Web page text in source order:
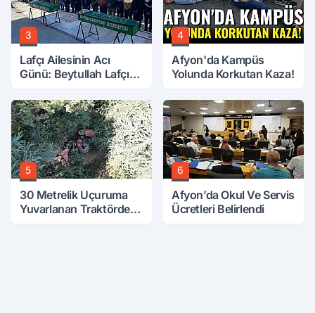
3
Lafçı Ailesinin Acı
Günü: Beytullah Lafçı
4
Afyon'da Kampüs
Yolunda Korkutan Kaza!
5
30 Metrelik Uçuruma
Yuvarlanan Traktörden
6
Afyon’da Okul Ve Servis
Ücretleri Belirlendi